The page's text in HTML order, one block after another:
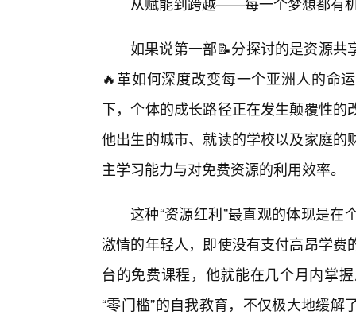
如果说第一部📝分探讨的是资源共
🔥革如何深度改变每一个亚洲人的命
下，个体的成长路径正在发生颠覆性
他出生的城市、就读的学校以及家庭
主学习能力与对免费资源的利用效率。
这种“资源红利”最直观的体现是
激情的年轻人，即使没有支付高昂学
台的免费课程，他就能在几个月内掌
“零门槛”的自我教育，不仅极大地缓